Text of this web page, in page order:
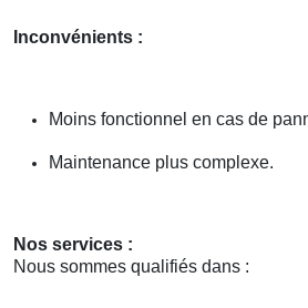
Inconvénients :
Moins fonctionnel en cas de
Maintenance plus complexe.
Nos services :
Nous sommes qualifiés dans :